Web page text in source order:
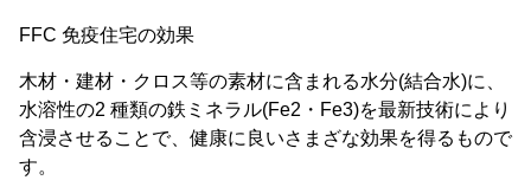
FFC 免疫住宅の効果
木材・建材・クロス等の素材に含まれる水分(結合水)に、
水溶性の2 種類の鉄ミネラル(Fe2・Fe3)を最新技術により
含浸させることで、健康に良いさまざな効果を得るもので
す。